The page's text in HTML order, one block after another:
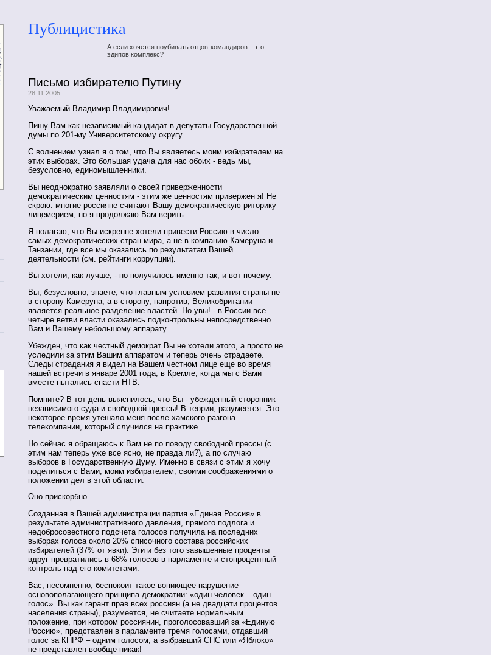
Публицистика
А если хочется поубивать отцов-командиров - это
эдипов комплекс?
Письмо избирателю Путину
28.11.2005
Уважаемый Владимир Владимирович!
Пишу Вам как независимый кандидат в депутаты Государственной
думы по 201-му Университетскому округу.
С волнением узнал я о том, что Вы являетесь моим избирателем на
этих выборах. Это большая удача для нас обоих - ведь мы,
безусловно, единомышленники.
Вы неоднократно заявляли о своей приверженности
демократическим ценностям - этим же ценностям привержен я! Не
скрою: многие россияне считают Вашу демократическую риторику
лицемерием, но я продолжаю Вам верить.
Я полагаю, что Вы искренне хотели привести Россию в число
самых демократических стран мира, а не в компанию Камеруна и
Танзании, где все мы оказались по результатам Вашей
деятельности (см. рейтинги коррупции).
Вы хотели, как лучше, - но получилось именно так, и вот почему.
Вы, безусловно, знаете, что главным условием развития страны не
в сторону Камеруна, а в сторону, напротив, Великобритании
является реальное разделение властей. Но увы! - в России все
четыре ветви власти оказались подконтрольны непосредственно
Вам и Вашему небольшому аппарату.
Убежден, что как честный демократ Вы не хотели этого, а просто не
уследили за этим Вашим аппаратом и теперь очень страдаете.
Следы страдания я видел на Вашем честном лице еще во время
нашей встречи в январе 2001 года, в Кремле, когда мы с Вами
вместе пытались спасти НТВ.
Помните? В тот день выяснилось, что Вы - убежденный сторонник
независимого суда и свободной прессы! В теории, разумеется. Это
некоторое время утешало меня после хамского разгона
телекомпании, который случился на практике.
Но сейчас я обращаюсь к Вам не по поводу свободной прессы (с
этим нам теперь уже все ясно, не правда ли?), а по случаю
выборов в Государственную Думу. Именно в связи с этим я хочу
поделиться с Вами, моим избирателем, своими соображениями о
положении дел в этой области.
Оно прискорбно.
Созданная в Вашей администрации партия «Единая Россия» в
результате административного давления, прямого подлога и
недобросовестного подсчета голосов получила на последних
выборах голоса около 20% списочного состава российских
избирателей (37% от явки). Эти и без того завышенные проценты
вдруг превратились в 68% голосов в парламенте и стопроцентный
контроль над его комитетами.
Вас, несомненно, беспокоит такое вопиющее нарушение
основополагающего принципа демократии: «один человек – один
голос». Вы как гарант прав всех россиян (а не двадцати процентов
населения страны), разумеется, не считаете нормальным
положение, при котором россиянин, проголосовавший за «Единую
Россию», представлен в парламенте тремя голосами, отдавший
голос за КПРФ – одним голосом, а выбравший СПС или «Яблоко»
не представлен вообще никак!